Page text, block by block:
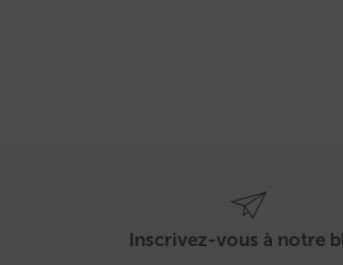
Inscrivez-vous à notre